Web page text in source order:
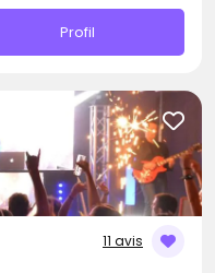
Profil
11 avis